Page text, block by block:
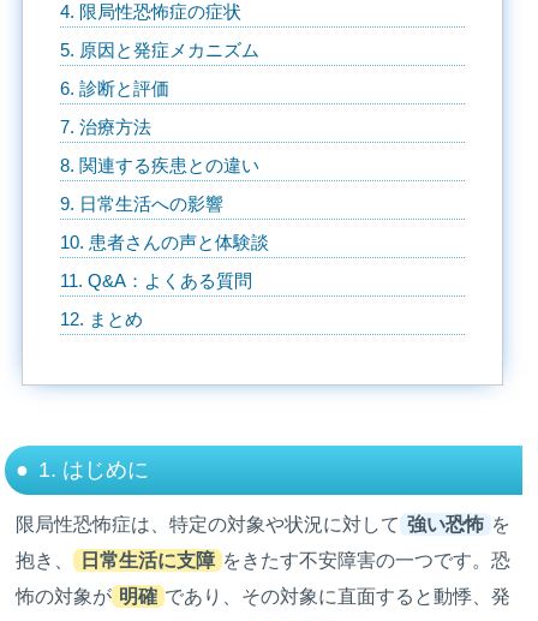
4. 限局性恐怖症の症状
5. 原因と発症メカニズム
6. 診断と評価
7. 治療方法
8. 関連する疾患との違い
9. 日常生活への影響
10. 患者さんの声と体験談
11. Q&A：よくある質問
12. まとめ
1. はじめに
限局性恐怖症は、特定の対象や状況に対して 強い恐怖 を
抱き、 日常生活に支障 をきたす不安障害の一つです。恐
怖の対象が 明確 であり、その対象に直面すると動悸、発